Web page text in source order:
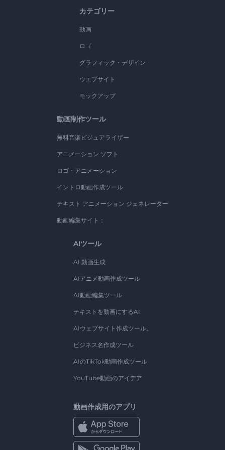
カテゴリー
動画
ロゴ
グラフィック・デザイン
ウエブサイト
モックアップ
動画制作ツール
無料音楽ビジュアライザー
アニメーション ソフト
ロゴ・アニメーション
イントロ動画作成ツール
テキスト アニメーション ジェネレーター
動画編集サイト：
AIツール
AI 動画生成
AIアニメ動画作成ツール
AI動画編集ツール
テキストを動画にするAI
AIウェブサイト作成ツール。
ビジネス名作成ツール
AIのTikTok動画作成ツール
YouTube動画のアイデア
動画作成用のアプリ